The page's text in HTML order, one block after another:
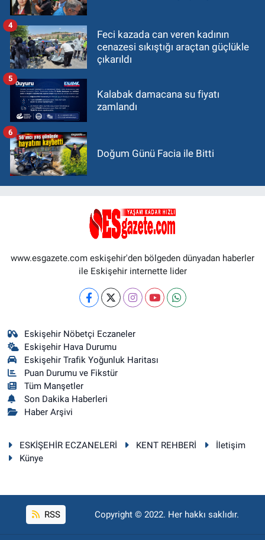
Feci kazada can veren kadının
cenazesi sıkıştığı araçtan güçlükle
çıkarıldı
4
Kalabak damacana su fiyatı
zamlandı
5
Doğum Günü Facia ile Bitti
6
www.esgazete.com eskişehir'den bölgeden dünyadan haberler
ile Eskişehir internette lider
Eskişehir Nöbetçi Eczaneler
Eskişehir Hava Durumu
Eskişehir Trafik Yoğunluk Haritası
Puan Durumu ve Fikstür
Tüm Manşetler
Son Dakika Haberleri
Haber Arşivi
ESKİŞEHİR ECZANELERİ KENT REHBERİ
İletişim
Künye
RSS Copyright © 2022. Her hakkı saklıdır.